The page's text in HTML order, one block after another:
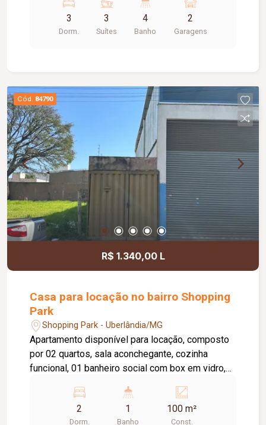
ampla; Área de serviço/lavanderia; Área gourmet
com churrasqueira; Piscina aquecida com
cascata; 02 vagas de garagem cobertas;
Ambientes modernos, amplos e bem
distribuídos; Excelente localização.
3
Dorm.
3
Suítes
4
Banho
2
Garagens
Cód. 84790
R$ 1.340,00 L
Casa para locação no bairro Shopping
Park
Shopping Park - Uberlândia/MG
Apartamento disponível para locação, composto
por 02 quartos, sala aconchegante, cozinha
funcional, 01 banheiro social com box em vidro,
oferece um ambiente prático e confortável,
sendo uma excelente opção para quem busca
2
Dorm.
1
Banho
100 m²
Const.